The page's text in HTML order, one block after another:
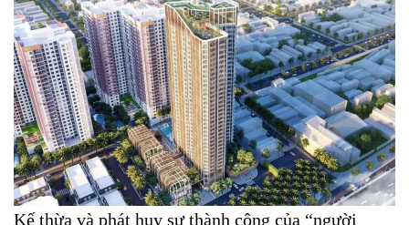
Kế thừa và phát huy sự thành công của “người